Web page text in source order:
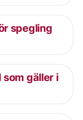
spegling
som gäller i